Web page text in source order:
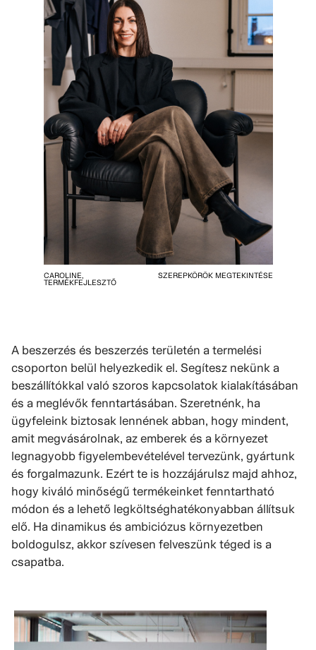
CAROLINE,
TERMÉKFEJLESZTŐ
SZEREPKÖRÖK MEGTEKINTÉSE
A beszerzés és beszerzés területén a termelési
csoporton belül helyezkedik el. Segítesz nekünk a
beszállítókkal való szoros kapcsolatok kialakításában
és a meglévők fenntartásában. Szeretnénk, ha
ügyfeleink biztosak lennének abban, hogy mindent,
amit megvásárolnak, az emberek és a környezet
legnagyobb figyelembevételével tervezünk, gyártunk
és forgalmazunk. Ezért te is hozzájárulsz majd ahhoz,
hogy kiváló minőségű termékeinket fenntartható
módon és a lehető legköltséghatékonyabban állítsuk
elő. Ha dinamikus és ambiciózus környezetben
boldogulsz, akkor szívesen felveszünk téged is a
csapatba.